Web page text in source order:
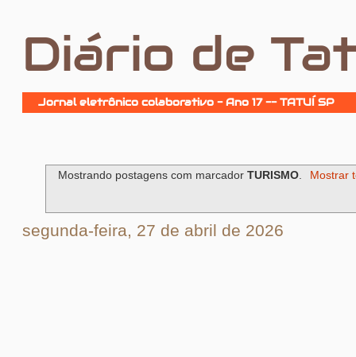
Diário de
Jornal eletrônico colaborativo - Ano 17 -- TATUÍ SP
Mostrando postagens com marcadorTURISMO. Mostrar
segunda-feira, 27 de abril de 2026